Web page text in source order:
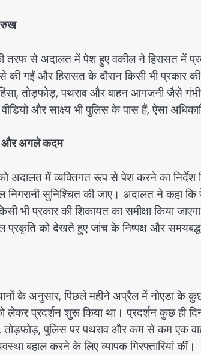
रुख
तरफ से अदालत में पेश हुए वकील ने हिरासत में
की गईं और हिरासत के दौरान किसी भी
तोड़फोड़, पथराव और वाहन आगजनी जैसे
और साक्ष्य भी पुलिस के पास हैं, ऐसा
और अगले कदम
अदालत में व्यक्तिगत रूप से पेश करने का निर्देश
निगरानी सुनिश्चित की जाए। अदालत ने कहा कि
भी प्रकार की शिकायत का समीक्षा किया
प्रकृति को देखते हुए जांच के निष्पक्ष और समयबद्ध
के अनुसार, पिछले महीने अप्रैल में नोएडा के
को लेकर प्रदर्शन शुरू किया था। प्रदर्शन कुछ
तोड़फोड़, पुलिस पर पथराव और कम से कम एक
बहाल करने के लिए व्यापक गिरफ्तारियां कीं।